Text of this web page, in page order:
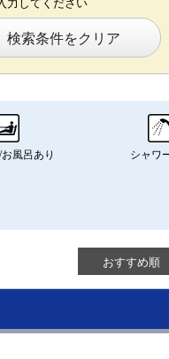
検索条件をクリア
風呂あり シャワ
おすすめ順